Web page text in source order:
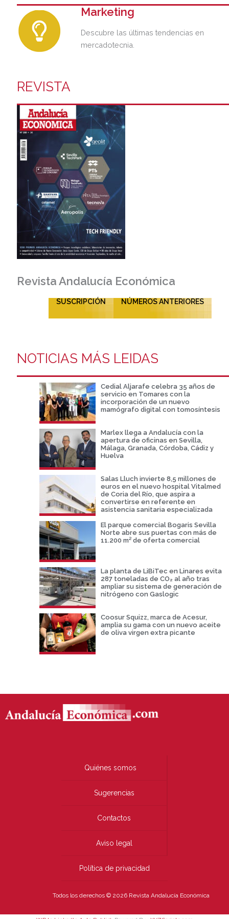
Marketing
Descubre las últimas tendencias en
mercadotecnia.
REVISTA
Revista Andalucía Económica
SUSCRIPCIÓN NÚMEROS ANTERIORES
NOTICIAS MÁS LEIDAS
Cedial Aljarafe celebra 35 años de
servicio en Tomares con la
incorporación de un nuevo
mamógrafo digital con tomosíntesis
Marlex llega a Andalucía con la
apertura de oficinas en Sevilla,
Málaga, Granada, Córdoba, Cádiz y
Huelva
Salas Lluch invierte 8,5 millones de
euros en el nuevo hospital Vitalmed
de Coria del Río, que aspira a
convertirse en referente en
asistencia sanitaria especializada
El parque comercial Bogaris Sevilla
Norte abre sus puertas con más de
11.200 m² de oferta comercial
La planta de LiBiTec en Linares evita
287 toneladas de CO₂ al año tras
ampliar su sistema de generación de
nitrógeno con Gaslogic
Coosur Squizz, marca de Acesur,
amplia su gama con un nuevo aceite
de oliva virgen extra picante
Quiénes somos
Sugerencias
Contactos
Aviso legal
Política de privacidad
Todos los derechos © 2026 Revista Andalucía Económica